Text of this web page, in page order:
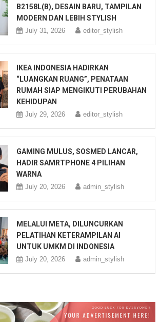
B2158L(B), DESAIN BARU, TAMPILAN
MODERN DAN LEBIH STYLISH
July 31, 2026 editor_stylish
IKEA INDONESIA HADIRKAN
“LUANGKAN RUANG”, PENATAAN
RUMAH SIAP MENGIKUTI PERUBAHAN
KEHIDUPAN
July 29, 2026 editor_stylish
GAMING MULUS, SOSMED LANCAR,
HADIR SAMRTPHONE 4 PILIHAN
WARNA
July 20, 2026 admin_stylish
MELALUI META, DILUNCURKAN
PELATIHAN KETERAMPILAN AI
UNTUK UMKM DI INDONESIA
July 20, 2026 admin_stylish